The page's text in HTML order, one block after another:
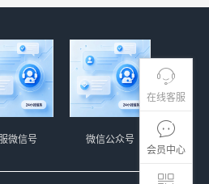
在线客服
会员中心
微信公众号
微信号